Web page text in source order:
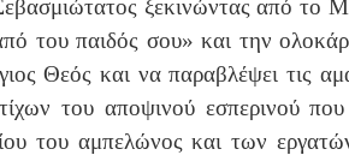
ξεκινώντας από το
του παιδός σου» και την
Θεός και να παραβλέψει τις
του αποψινού εσπερινού
του αμπελώνος και των